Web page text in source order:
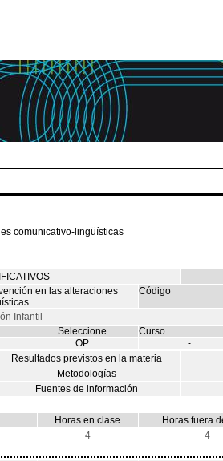
comunicativo-lingüísticas
en las alteraciones
Código
Infantil
Seleccione Curso
OP -
Resultados previstos en la materia
Metodologías
Fuentes de información
Horas en clase
Horas fuera
4 4